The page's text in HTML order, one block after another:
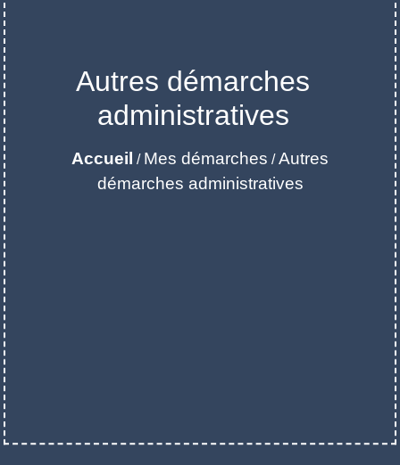
Autres démarches
administratives
Accueil / Mes démarches /Autres
démarches administratives